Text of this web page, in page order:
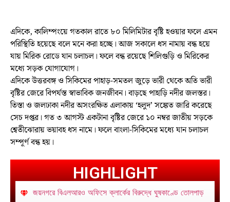
এদিকে, কালিম্পংয়ে গতকাল রাতে ৮০ মিলিমিটার বৃষ্টি হওয়ার ফলে এমন
পরিস্থিতি হয়েছে বলে মনে করা হচ্ছে। আজ সকালে ধস নামায় বন্ধ হয়ে
যায় মিরিক রোডে যান চলাচল। ফলে বন্ধ রয়েছে শিলিগুড়ি ও মিরিকের
মধ্যে সড়ক যোগাযোগ।
এদিকে উত্তরবঙ্গ ও সিকিমের পাহাড়-সমতল জুড়ে ভারী থেকে অতি ভারী
বৃষ্টির জেরে বিপর্যস্ত স্বাভাবিক জনজীবন। বাড়ছে পাহাড়ি নদীর জলস্তর।
তিস্তা ও জলঢাকা নদীর অসংরক্ষিত এলাকায় ‘হলুদ’ সঙ্কেত জারি করেছে
সেচ দপ্তর। গত ৩ আগস্ট একটানা বৃষ্টির জেরে ১০ নম্বর জাতীয় সড়কে
শ্বেতীঝোরায় ভয়াবহ ধস নামে। ফলে বাংলা-সিকিমের মধ্যে যান চলাচল
সম্পূর্ণ বন্ধ হয়।
HIGHLIGHT
জয়নগরে বিএলআরও অফিসে ক্লার্কের বিরুদ্ধে ঘুষকাণ্ডে তোলপাড়